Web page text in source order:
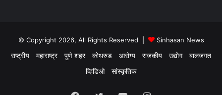
© Copyright 2026, All Rights Reserved | Sinhasan News
राष्ट्रीय महाराष्ट्र पुणे शहर कोथरुड आरोग्य राजकीय उद्योग
बालजगत
व्हिडिओ
सांस्कृतिक